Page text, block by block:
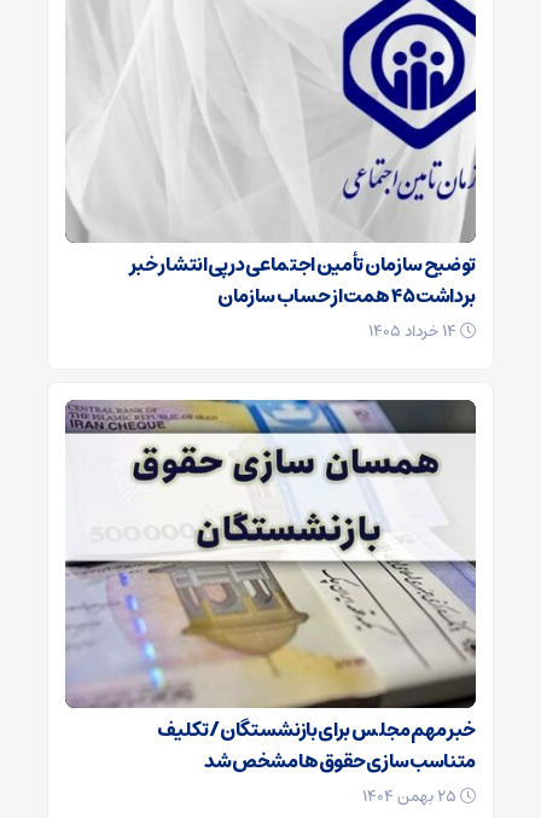
توضیح سازمان تأمین اجتماعی در پی انتشار خبر
برداشت ۴۵ همت از حساب سازمان
خبر مهم مجلس برای بازنشستگان/ تکلیف
متناسب‌سازی حقوق‌ها مشخص شد